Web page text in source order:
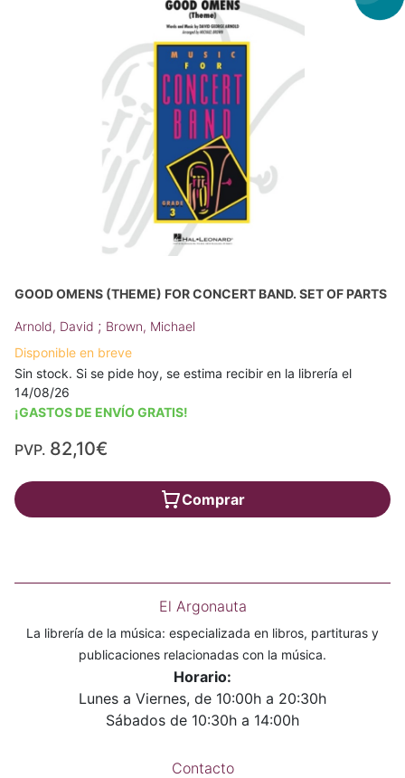
GOOD OMENS (THEME) FOR CONCERT BAND. SET OF PARTS
Arnold, David ; Brown, Michael
Disponible en breve
Sin stock. Si se pide hoy, se estima recibir en la librería el
14/08/26
¡GASTOS DE ENVÍO GRATIS!
PVP. 82,10€
Comprar
El Argonauta
La librería de la música: especializada en libros, partituras y
publicaciones relacionadas con la música.
Horario:
Lunes a Viernes, de 10:00h a 20:30h
Sábados de 10:30h a 14:00h
Contacto